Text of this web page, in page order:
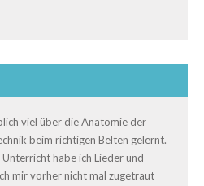
viel über die Anatomie der
beim richtigen Belten gelernt.
habe ich Lieder und
mir vorher nicht mal zugetraut